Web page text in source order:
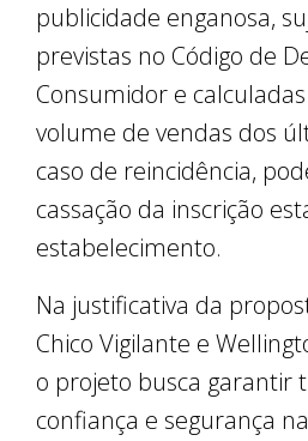
publicidade enganosa,
previstas no Código de
Consumidor e
volume de vendas dos
caso de reincidência,
cassação da inscrição
estabelecimento.
Na justificativa da
Chico Vigilante e
o projeto busca garantir
confiança e segurança